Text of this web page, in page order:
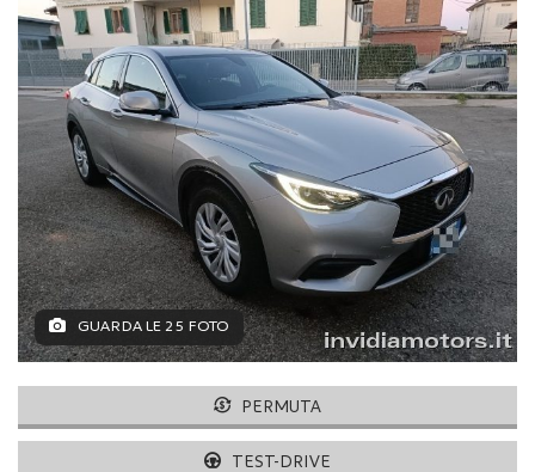
GARANZIA USATO
CONTATTI
GUARDA LE 25 FOTO
PERMUTA
TEST-DRIVE